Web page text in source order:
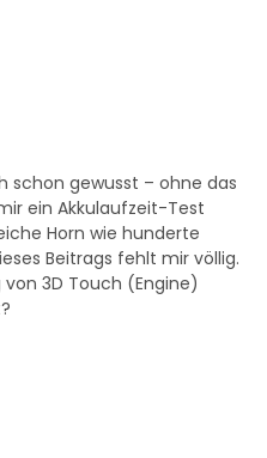
schon gewusst – ohne das
ein Akkulaufzeit-Test
Horn wie hunderte
Beitrags fehlt mir völlig.
3D Touch (Engine)